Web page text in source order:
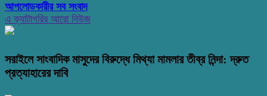
আপলোডকারীর সব সংবাদ
এ ক্যাটাগরির আরো নিউজ
সরাইলে সাংবাদিক মাসুদের বিরুদ্ধে মিথ্যা মামলার তীব্র নিন্দা: দ্রুত
প্রত্যাহারের দাবি